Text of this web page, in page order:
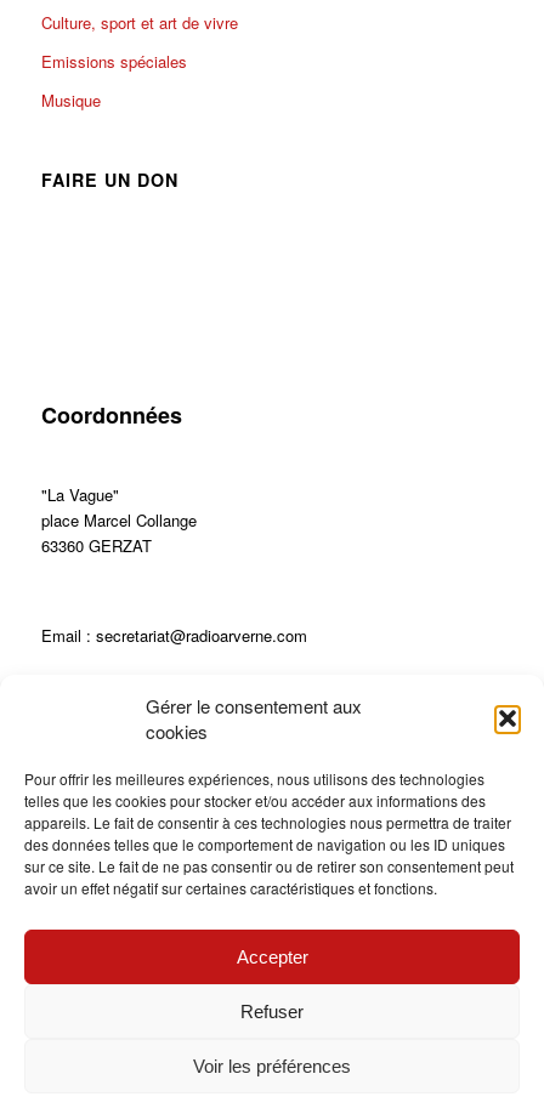
Gérer le consentement aux
cookies
Pour offrir les meilleures expériences, nous utilisons des technologies
telles que les cookies pour stocker et/ou accéder aux informations des
appareils. Le fait de consentir à ces technologies nous permettra de traiter
des données telles que le comportement de navigation ou les ID uniques
sur ce site. Le fait de ne pas consentir ou de retirer son consentement peut
avoir un effet négatif sur certaines caractéristiques et fonctions.
Accepter
Refuser
Voir les préférences
Culture, sport et art de vivre
Emissions spéciales
Musique
FAIRE UN DON
Coordonnées
"La Vague"
place Marcel Collange
63360 GERZAT
Email : secretariat@radioarverne.com
ECOUTEZ RADIO ARVERNE EN DIRECT !
Radio en direct
LA BOUTIQUE DE RADIO ARVERNE